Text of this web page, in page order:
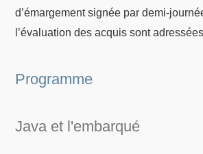
d’émargement signée par demi-
l’évaluation des acquis sont
Programme
Java et l'embarqué